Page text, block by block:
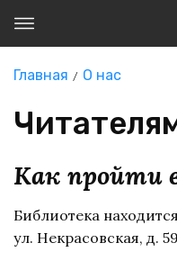
Главная О нас
Как пройти
Библиотека
ул. Некрасовская, д.